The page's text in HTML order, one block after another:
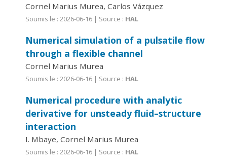
Cornel Marius Murea, Carlos Vázquez
Soumis le : 2026-06-16 | Source : HAL
Numerical simulation of a pulsatile flow
through a flexible channel
Cornel Marius Murea
Soumis le : 2026-06-16 | Source : HAL
Numerical procedure with analytic
derivative for unsteady fluid–structure
interaction
I. Mbaye, Cornel Marius Murea
Soumis le : 2026-06-16 | Source : HAL